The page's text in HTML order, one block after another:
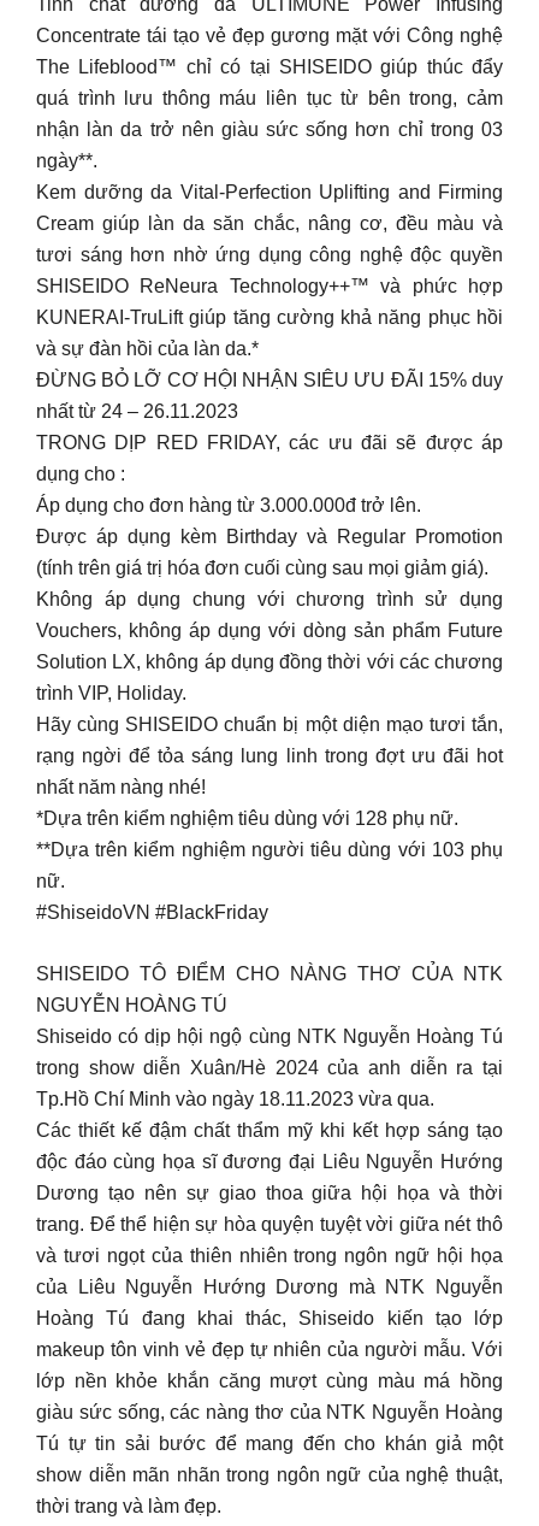
Tinh chất dưỡng da ULTIMUNE Power Infusing
Concentrate tái tạo vẻ đẹp gương mặt với Công nghệ
The Lifeblood™ chỉ có tại SHISEIDO giúp thúc đẩy
quá trình lưu thông máu liên tục từ bên trong, cảm
nhận làn da trở nên giàu sức sống hơn chỉ trong 03
ngày**.
Kem dưỡng da Vital-Perfection Uplifting and Firming
Cream giúp làn da săn chắc, nâng cơ, đều màu và
tươi sáng hơn nhờ ứng dụng công nghệ độc quyền
SHISEIDO ReNeura Technology++™ và phức hợp
KUNERAI-TruLift giúp tăng cường khả năng phục hồi
và sự đàn hồi của làn da.*
ĐỪNG BỎ LỠ CƠ HỘI NHẬN SIÊU ƯU ĐÃI 15% duy
nhất từ 24 – 26.11.2023
TRONG DỊP RED FRIDAY, các ưu đãi sẽ được áp
dụng cho :
Áp dụng cho đơn hàng từ 3.000.000đ trở lên.
Được áp dụng kèm Birthday và Regular Promotion
(tính trên giá trị hóa đơn cuối cùng sau mọi giảm giá).
Không áp dụng chung với chương trình sử dụng
Vouchers, không áp dụng với dòng sản phẩm Future
Solution LX, không áp dụng đồng thời với các chương
trình VIP, Holiday.
Hãy cùng SHISEIDO chuẩn bị một diện mạo tươi tắn,
rạng ngời để tỏa sáng lung linh trong đợt ưu đãi hot
nhất năm nàng nhé!️
*Dựa trên kiểm nghiệm tiêu dùng với 128 phụ nữ.
**Dựa trên kiểm nghiệm người tiêu dùng với 103 phụ
nữ.
#ShiseidoVN #BlackFriday
SHISEIDO TÔ ĐIỂM CHO NÀNG THƠ CỦA NTK
NGUYỄN HOÀNG TÚ
Shiseido có dịp hội ngộ cùng NTK Nguyễn Hoàng Tú
trong show diễn Xuân/Hè 2024 của anh diễn ra tại
Tp.Hồ Chí Minh vào ngày 18.11.2023 vừa qua.
Các thiết kế đậm chất thẩm mỹ khi kết hợp sáng tạo
độc đáo cùng họa sĩ đương đại Liêu Nguyễn Hướng
Dương tạo nên sự giao thoa giữa hội họa và thời
trang. Để thể hiện sự hòa quyện tuyệt vời giữa nét thô
và tươi ngọt của thiên nhiên trong ngôn ngữ hội họa
của Liêu Nguyễn Hướng Dương mà NTK Nguyễn
Hoàng Tú đang khai thác, Shiseido kiến tạo lớp
makeup tôn vinh vẻ đẹp tự nhiên của người mẫu. Với
lớp nền khỏe khắn căng mượt cùng màu má hồng
giàu sức sống, các nàng thơ của NTK Nguyễn Hoàng
Tú tự tin sải bước để mang đến cho khán giả một
show diễn mãn nhãn trong ngôn ngữ của nghệ thuật,
thời trang và làm đẹp.